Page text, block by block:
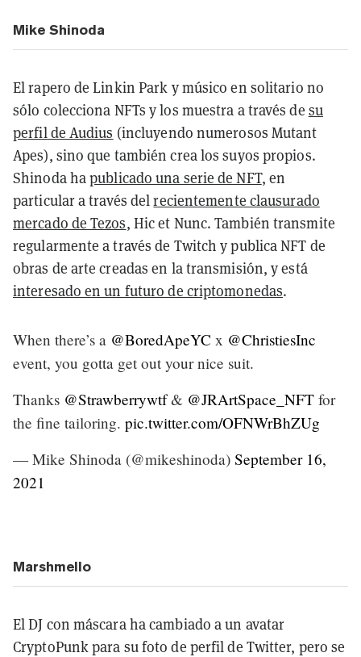
Mike Shinoda
El rapero de Linkin Park y músico en solitario no
sólo colecciona NFTs y los muestra a través de su
perfil de Audius (incluyendo numerosos Mutant
Apes), sino que también crea los suyos propios.
Shinoda hapublicado una serie de NFT, en
particular a través delrecientemente clausurado
mercado de Tezos, Hic et Nunc. También transmite
regularmente a través de Twitch y publica NFT de
obras de arte creadas en la transmisión, y está
interesado en un futuro de criptomonedas.
When there’s a @BoredApeYC x @ChristiesInc
event, you gotta get out your nice suit.
Thanks @Strawberrywtf& @JRArtSpace_NFT for
the fine tailoring. pic.twitter.com/OFNWrBhZUg
— Mike Shinoda (@mikeshinoda) September 16,
2021
Marshmello
El DJ con máscara ha cambiado a un avatar
CryptoPunk para su foto de perfil de Twitter, pero se